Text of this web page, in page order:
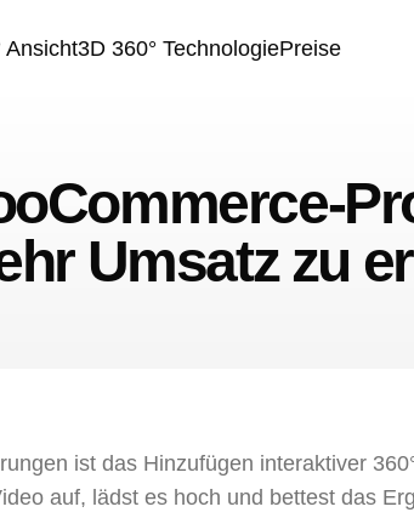
Ansicht3D 360° TechnologiePreise
Umsatz zu
ist das Hinzufügen interaktiver
auf, lädst es hoch und bettest das